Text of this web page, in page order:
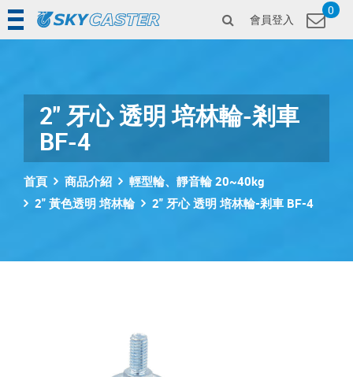
0
會員登入
2" 牙心 透明 培林輪-剎車
BF-4
首頁 商品介紹
輕型輪、靜音輪 20~40kg
2" 黃色透明 培林輪
2" 牙心 透明 培林輪-剎車 BF-4